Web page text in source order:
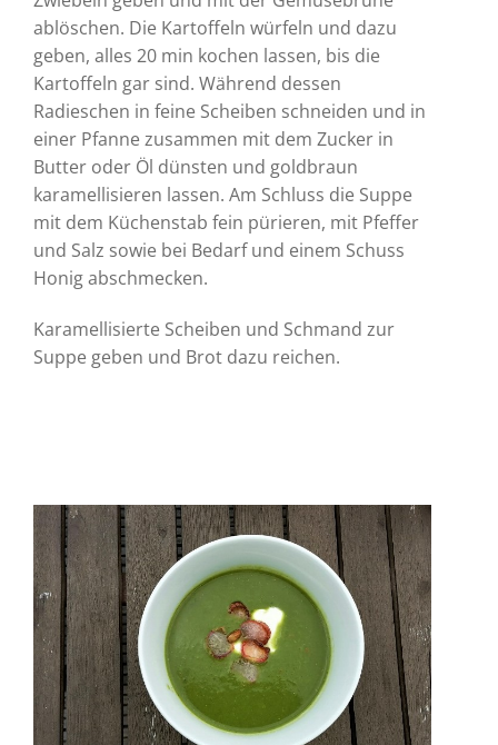
ablöschen. Die Kartoffeln würfeln und dazu
geben, alles 20 min kochen lassen, bis die
Kartoffeln gar sind. Während dessen
Radieschen in feine Scheiben schneiden und in
einer Pfanne zusammen mit dem Zucker in
Butter oder Öl dünsten und goldbraun
karamellisieren lassen. Am Schluss die Suppe
mit dem Küchenstab fein pürieren, mit Pfeffer
und Salz sowie bei Bedarf und einem Schuss
Honig abschmecken.
Karamellisierte Scheiben und Schmand zur
Suppe geben und Brot dazu reichen.